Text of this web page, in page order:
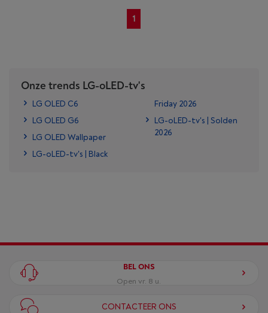
1
Onze trends LG-oLED-tv's
LG OLED C6
LG OLED G6
LG OLED Wallpaper
LG-oLED-tv's | Black
Friday 2026
LG-oLED-tv's | Solden
2026
BEL ONS
Open vr. 8 u.
CONTACTEER ONS